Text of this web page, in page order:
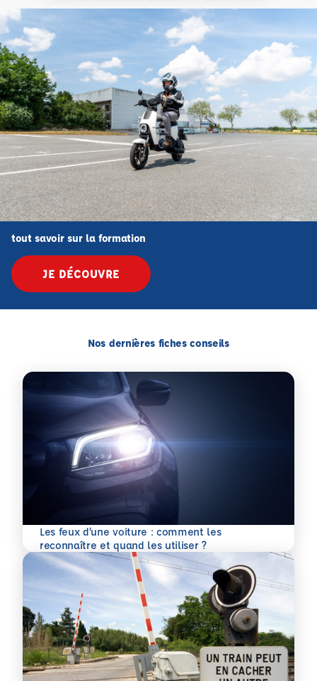
tout savoir sur la formation
JE DÉCOUVRE
Nos dernières fiches conseils
Les feux d’une voiture : comment les
reconnaître et quand les utiliser ?
En savoir plus